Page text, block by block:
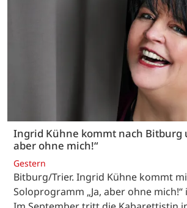
Ingrid Kühne kommt nach Bitburg
aber ohne mich!“
Gestern
Bitburg/Trier. Ingrid Kühne kommt
Soloprogramm „Ja, aber ohne mich!“